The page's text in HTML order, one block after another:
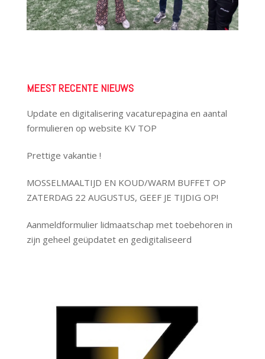
MEEST RECENTE NIEUWS
Update en digitalisering vacaturepagina en aantal
formulieren op website KV TOP
Prettige vakantie !
MOSSELMAALTIJD EN KOUD/WARM BUFFET OP
ZATERDAG 22 AUGUSTUS, GEEF JE TIJDIG OP!
Aanmeldformulier lidmaatschap met toebehoren in
zijn geheel geüpdatet en gedigitaliseerd